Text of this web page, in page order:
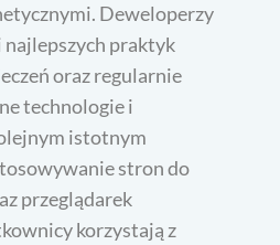
Deweloperzy
najlepszych praktyk
oraz regularnie
technologie i
istotnym
stron do
przeglądarek
korzystają z